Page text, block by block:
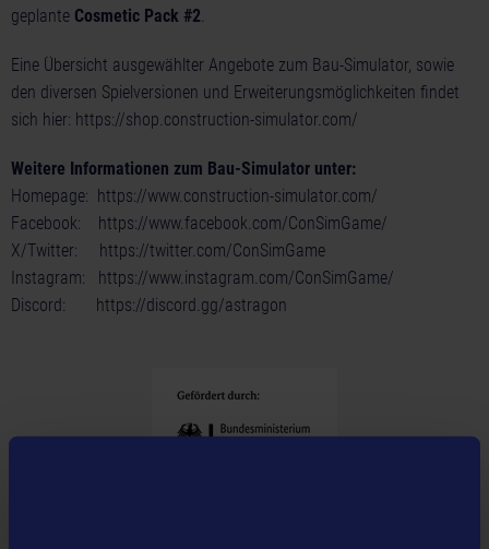
geplante Cosmetic Pack #2.
Eine Übersicht ausgewählter Angebote zum Bau-Simulator, sowie
den diversen Spielversionen und Erweiterungsmöglichkeiten findet
sich hier: https://shop.construction-simulator.com/
Weitere Informationen zum Bau-Simulator unter:
Homepage: https://www.construction-simulator.com/
Facebook: https://www.facebook.com/ConSimGame/
X/Twitter: https://twitter.com/ConSimGame
Instagram: https://www.instagram.com/ConSimGame/
Discord: https://discord.gg/astragon